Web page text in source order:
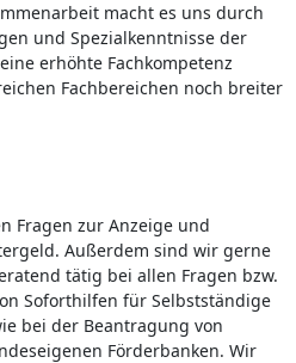
macht es uns durch
und Spezialkenntnisse der
erhöhte Fachkompetenz
Fachbereichen noch breiter
Fragen zur Anzeige und
Außerdem sind wir gerne
tätig bei allen Fragen bzw.
Soforthilfen für Selbstständige
bei der Beantragung von
Förderbanken. Wir